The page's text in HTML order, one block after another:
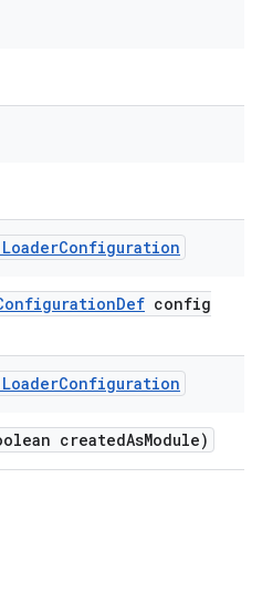
LoaderConfiguration
Def config
LoaderConfiguration
createdAsModule)